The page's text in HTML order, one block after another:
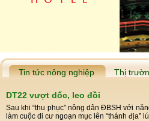
Tin tức nông nghiệp Thị
DT22 vượt dốc, leo đồi
Sau khi “thu phục” nông dân ĐBSH với
làm cuộc di cư ngoạn mục lên “thánh